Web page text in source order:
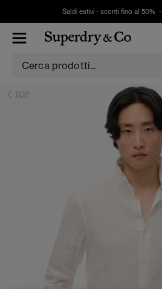
Saldi estivi - sconti fino al 50% -
TOP